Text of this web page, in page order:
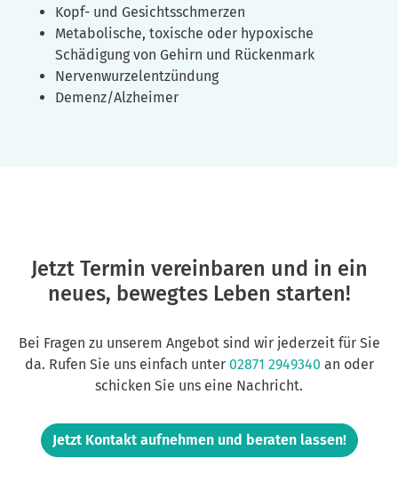
Kopf- und Gesichtsschmerzen
Metabolische, toxische oder hypoxische
Schädigung von Gehirn und Rückenmark
Nervenwurzelentzündung
Demenz/Alzheimer
Jetzt Termin vereinbaren und in ein
neues, bewegtes Leben starten!
Bei Fragen zu unserem Angebot sind wir jederzeit für Sie
da. Rufen Sie uns einfach unter 02871 2949340 an oder
schicken Sie uns eine Nachricht.
Jetzt Kontakt aufnehmen und beraten lassen!